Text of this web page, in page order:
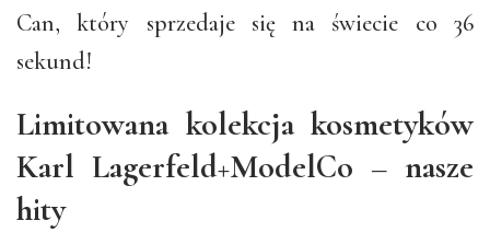
Can, który sprzedaje się na świecie co 36
sekund!
Limitowana kolekcja kosmetyków
Karl Lagerfeld+ModelCo – nasze
hity